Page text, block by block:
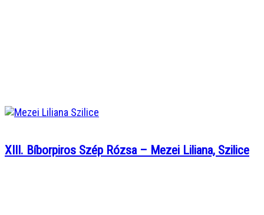
XIII. Bíborpiros Szép Rózsa – Mezei Liliana, Szilice